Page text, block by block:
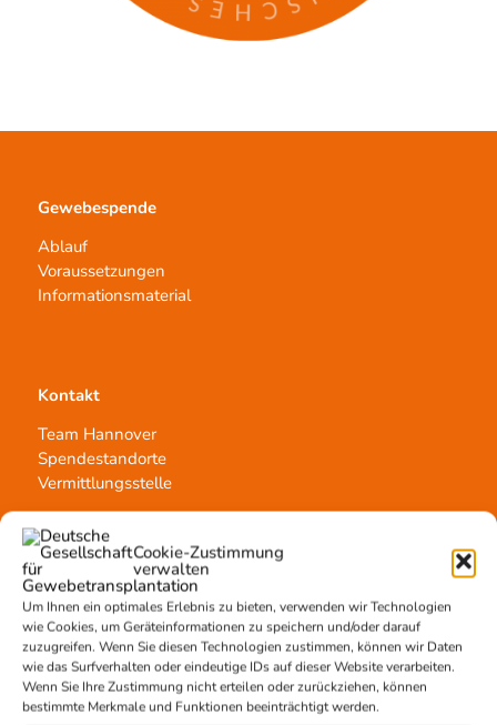
Cookie-Zustimmung
verwalten
Um Ihnen ein optimales Erlebnis zu bieten, verwenden wir Technologien
wie Cookies, um Geräteinformationen zu speichern und/oder darauf
zuzugreifen. Wenn Sie diesen Technologien zustimmen, können wir Daten
wie das Surfverhalten oder eindeutige IDs auf dieser Website verarbeiten.
Wenn Sie Ihre Zustimmung nicht erteilen oder zurückziehen, können
bestimmte Merkmale und Funktionen beeinträchtigt werden.
Gewebespende
Ablauf
Voraussetzungen
Informationsmaterial
Kontakt
Team Hannover
Spendestandorte
Vermittlungsstelle
Gewebetransplantation
Gewebeprozessierung
Transplantatvermittlung
Transplantat bestellen